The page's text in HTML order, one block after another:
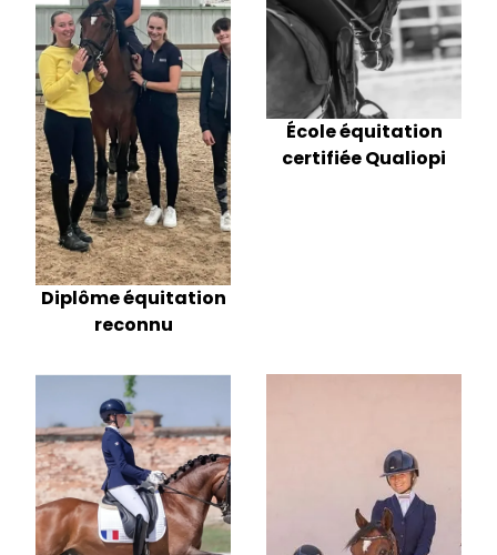
Diplôme équitation
reconnu
École équitation
certifiée Qualiopi